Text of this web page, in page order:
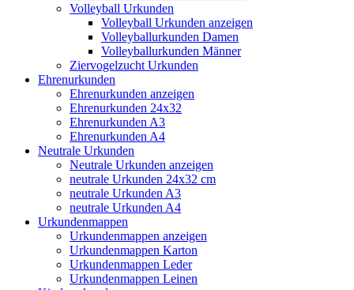
Volleyball Urkunden
Volleyball Urkunden anzeigen
Volleyballurkunden Damen
Volleyballurkunden Männer
Ziervogelzucht Urkunden
Ehrenurkunden
Ehrenurkunden anzeigen
Ehrenurkunden 24x32
Ehrenurkunden A3
Ehrenurkunden A4
Neutrale Urkunden
Neutrale Urkunden anzeigen
neutrale Urkunden 24x32 cm
neutrale Urkunden A3
neutrale Urkunden A4
Urkundenmappen
Urkundenmappen anzeigen
Urkundenmappen Karton
Urkundenmappen Leder
Urkundenmappen Leinen